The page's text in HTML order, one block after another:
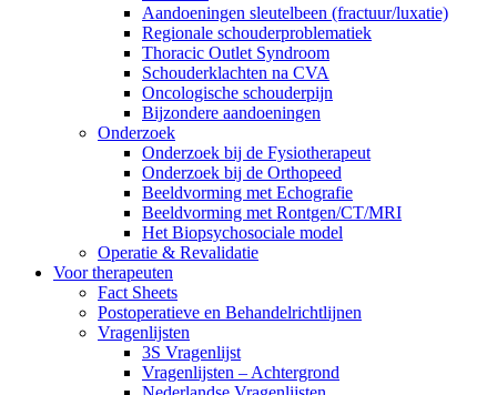
Aandoeningen sleutelbeen (fractuur/luxatie)
Regionale schouderproblematiek
Thoracic Outlet Syndroom
Schouderklachten na CVA
Oncologische schouderpijn
Bijzondere aandoeningen
Onderzoek
Onderzoek bij de Fysiotherapeut
Onderzoek bij de Orthopeed
Beeldvorming met Echografie
Beeldvorming met Rontgen/CT/MRI
Het Biopsychosociale model
Operatie & Revalidatie
Voor therapeuten
Fact Sheets
Postoperatieve en Behandelrichtlijnen
Vragenlijsten
3S Vragenlijst
Vragenlijsten – Achtergrond